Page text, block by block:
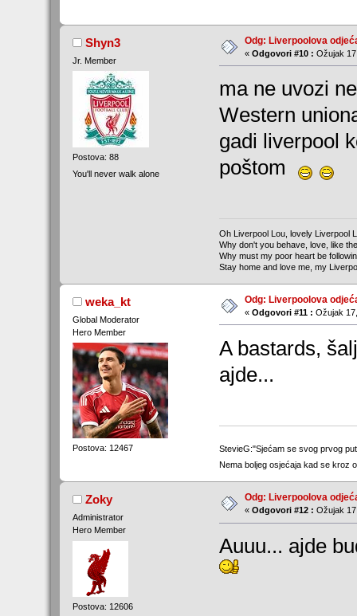
Shyn3
Jr. Member
Postova: 88
You'll never walk alone
Odg: Liverpoolova
« Odgovori #10 : Ožujak
ma ne uvozi
Western
gadi liverpool
poštom
Oh Liverpool Lou, lovely Liverpool
Why don't you behave, love, like
Why must my poor heart be
Stay home and love me, my
weka_kt
Global Moderator
Hero Member
Postova: 12467
Odg: Liverpoolova
« Odgovori #11 : Ožujak
A bastards,
ajde...
StevieG:"Sjećam se svog prvog
Nema boljeg osjećaja kad se kroz
Zoky
Administrator
Hero Member
Postova: 12606
Odg: Liverpoolova
« Odgovori #12 : Ožujak
Auuu... ajde